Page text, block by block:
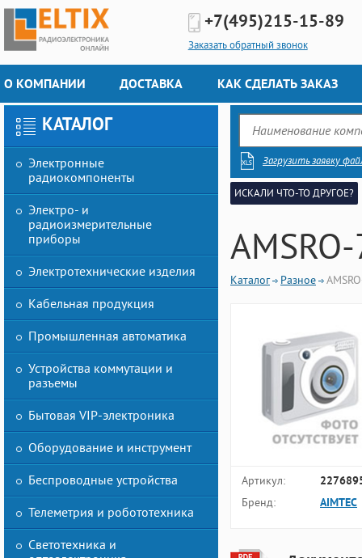
+7(495)215-15-89
Заказать обратный звонок
О КОМПАНИИ ДОСТАВКА КАК СДЕЛАТЬ ЗАКАЗ
КАТАЛОГ
Электронные
радиокомпоненты
Электро- и
радиоизмерительные
приборы
Электротехнические изделия
Кабельная продукция
Промышленная автоматика
Устройства коммутации и
разъемы
Бытовая VIP-электроника
Оборудование и инструмент
Беспроводные устройства
Телеметрия и робототехника
Светотехника и
Загрузить заявку
ИСКАЛИ ЧТО-ТО ДРУГОЕ?
Каталог Разное
Артикул:
Бренд: AIMTEC